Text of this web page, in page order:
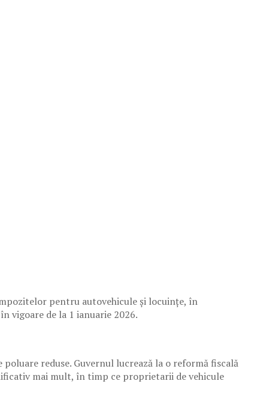
pentru autovehicule și locuințe, în
vigoare de la 1 ianuarie 2026.
reduse. Guvernul lucrează la o reformă fiscală
mai mult, în timp ce proprietarii de vehicule